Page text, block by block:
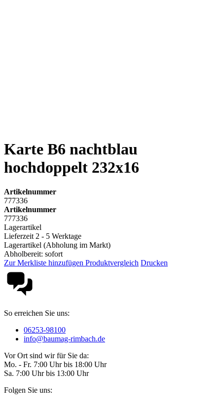
Karte B6 nachtblau
hochdoppelt 232x16
Artikelnummer
777336
Artikelnummer
777336
Lagerartikel
Lieferzeit 2 - 5 Werktage
Lagerartikel (Abholung im Markt)
Abholbereit: sofort
Zur Merkliste hinzufügen Produktvergleich Drucken
So erreichen Sie uns:
06253-98100
info@baumag-rimbach.de
Vor Ort sind wir für Sie da:
Mo. - Fr. 7:00 Uhr bis 18:00 Uhr
Sa. 7:00 Uhr bis 13:00 Uhr
Folgen Sie uns: